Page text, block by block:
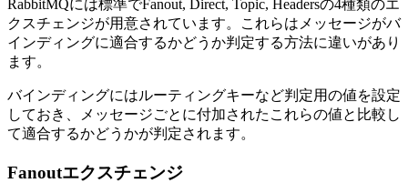
RabbitMQには標準でFanout, Direct, Topic, Headersの4種類のエ
クスチェンジが用意されています。これらはメッセージがバ
インディングに適合するかどうか判定する方法に違いがあり
ます。
バインディングにはルーティングキーなど判定用の値を設定
しておき、メッセージごとに付加されたこれらの値と比較し
て適合するかどうかが判定されます。
Fanoutエクスチェンジ